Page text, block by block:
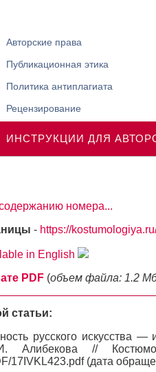
Авторские права
Публикационная этика
Политика антиплагиата
Рецензирование
ИНСТРУКЦИИ ДЛЯ
номера...
- https://
in English
PDF (объем файла: 1.2
статьи:
русского искусства
И. Алибекова //
17IVKL423.pdf (дата